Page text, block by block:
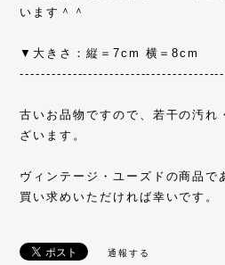
います＾＾
▼大きさ：縦＝7cm 横＝8cm
古いお品物ですので、若干の汚れ
ざいます。
ヴィンテージ・ユーズドの商品で
買い求めいただければ幸いです。
通報する